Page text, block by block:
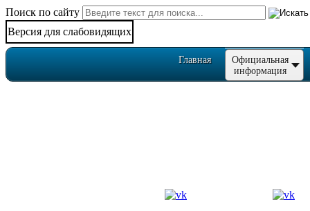
Поиск по сайту
Версия для слабовидящих
Главная
Официальная
информация